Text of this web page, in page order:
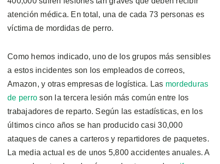
atención médica. En total, una de cada 73 personas es
víctima de mordidas de perro.
Como hemos indicado, uno de los grupos más sensibles
a estos incidentes son los empleados de correos,
Amazon, y otras empresas de logística. Las mordeduras
de perro son la tercera lesión más común entre los
trabajadores de reparto. Según las estadísticas, en los
últimos cinco años se han producido casi 30,000
ataques de canes a carteros y repartidores de paquetes.
La media actual es de unos 5,800 accidentes anuales. A